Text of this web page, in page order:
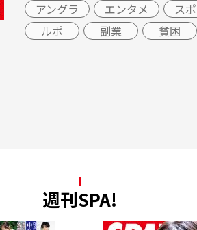
アングラ
エンタメ ス
ルポ
副業 貧困
週刊SPA!